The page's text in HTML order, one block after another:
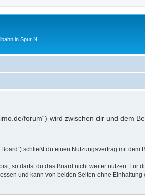
in Spur N
forum“) wird zwischen dir und dem
schließt du einen Nutzungsvertrag mit
so darfst du das Board nicht weiter nutzen.
und kann von beiden Seiten ohne